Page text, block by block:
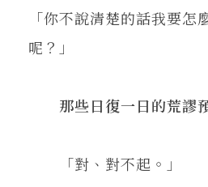
「你不說清楚的話我要怎
呢？」
那些日復一日的荒
「對、對不起。」